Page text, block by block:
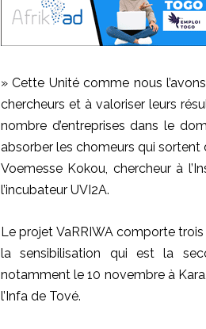
» Cette Unité comme nous
chercheurs et à valoriser leurs
nombre d’entreprises dans le
absorber les chomeurs qui sortent
Voemesse Kokou, chercheur à
l’incubateur UVI2A.
Le projet VaRRIWA comporte
la sensibilisation qui est la
notamment le 10 novembre à
l’Infa de Tové.